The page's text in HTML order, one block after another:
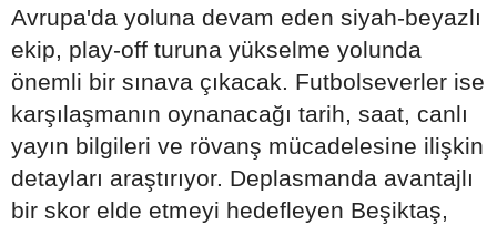
Avrupa'da yoluna devam eden siyah-beyazlı
ekip, play-off turuna yükselme yolunda
önemli bir sınava çıkacak. Futbolseverler ise
karşılaşmanın oynanacağı tarih, saat, canlı
yayın bilgileri ve rövanş mücadelesine ilişkin
detayları araştırıyor. Deplasmanda avantajlı
bir skor elde etmeyi hedefleyen Beşiktaş,